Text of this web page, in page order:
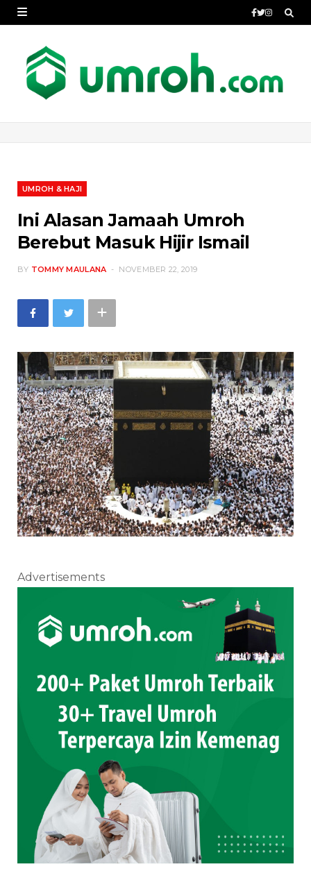
UMROH & HAJI
Ini Alasan Jamaah Umroh
Berebut Masuk Hijir Ismail
BY TOMMY MAULANA NOVEMBER 22, 2019
Advertisements